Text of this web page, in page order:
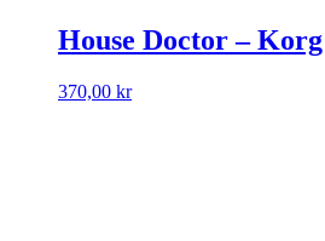
House Doctor –
370,00 kr